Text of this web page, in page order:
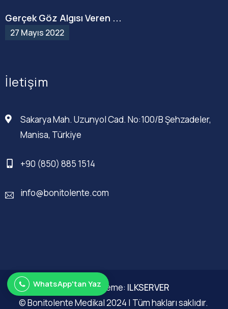
Gerçek Göz Algısı Veren ...
27 Mayıs 2022
İletişim
Sakarya Mah. Uzunyol Cad. No:100/B Şehzadeler,
Manisa, Türkiye
+90 (850) 885 1514
info@bonitolente.com
Web Düzenleme: ILKSERVER
© Bonitolente Medikal 2024 | Tüm hakları saklıdır.
WhatsApp'tan Yaz